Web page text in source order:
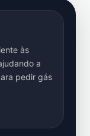
às
a
pedir gás